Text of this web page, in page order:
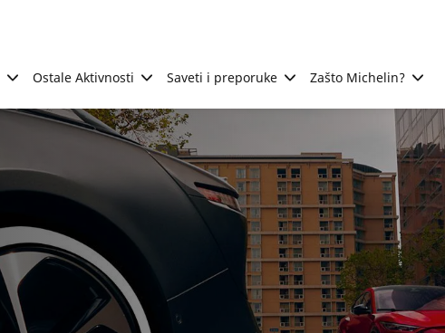
Ostale Aktivnosti Saveti i preporuke Zašto Michelin?